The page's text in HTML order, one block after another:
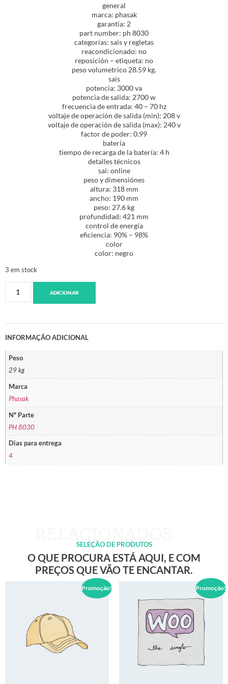
general
marca: phasak
garantía: 2
part number: ph 8030
categorías: sais y regletas
reacondicionado: no
reposición – etiqueta: no
peso volumetrico 28.59 kg.
sais
potencia: 3000 va
potencia de salida: 2700 w
frecuencia de entrada: 40 – 70 hz
voltaje de operación de salida (min): 208 v
voltaje de operación de salida (max): 240 v
factor de poder: 0.99
batería
tiempo de recarga de la batería: 4 h
detalles técnicos
sai: online
peso y dimensiónes
altura: 318 mm
ancho: 190 mm
peso: 27.6 kg
profundidad: 421 mm
control de energía
eficiencia: 90% – 98%
color
color: negro
3 em stock
ADICIONAR
INFORMAÇÃO ADICIONAL
Peso
29 kg
Marca
Phasak
Nº Parte
PH 8030
Dias para entrega
4
SELEÇÃO DE PRODUTOS
O QUE PROCURA ESTÁ AQUI, E COM
PREÇOS QUE VÃO TE ENCANTAR.
Promoção! Promoção!